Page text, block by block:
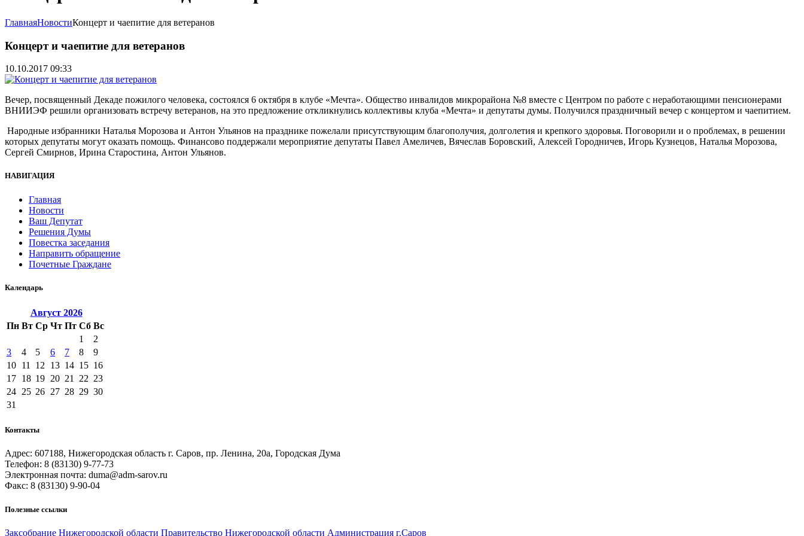
ГлавнаяНовостиКонцерт и чаепитие для ветеранов
Концерт и чаепитие для ветеранов
10.10.2017 09:33
Вечер, посвященный Декаде пожилого человека, состоялся 6 октября в клубе «Мечта». Общество инвалидов микрорайона №8 вместе с Центром по работе с неработающими пенсионерами
ВНИИЭФ решили организовать встречу ветеранов, на это предложение откликнулись коллективы клуба «Мечта» и депутаты думы. Получился праздничный вечер с концертом и чаепитием.
Народные избранники Наталья Морозова и Антон Ульянов на празднике пожелали присутствующим благополучия, долголетия и крепкого здоровья. Поговорили и о проблемах, в решении
которых депутаты могут оказать помощь. Финансово поддержали мероприятие депутаты Павел Амеличев, Вячеслав Боровский, Алексей Городничев, Игорь Кузнецов, Наталья Морозова,
Сергей Смирнов, Ирина Старостина, Антон Ульянов.
НАВИГАЦИЯ
Главная
Новости
Ваш Депутат
Решения Думы
Повестка заседания
Направить обращение
Почетные Граждане
Календарь
Август 2026
Пн Вт Ср Чт Пт Сб Вс
1
2
3
4 5 6 7 8
9
10 11 12 13 14 15 16
17 18 19 20 21 22 23
24 25 26 27 28 29 30
31
Контакты
Адрес: 607188, Нижегородская область г. Саров, пр. Ленина, 20а, Городская Дума
Телефон: 8 (83130) 9-77-73
Электронная почта: duma@adm-sarov.ru
Факс: 8 (83130) 9-90-04
Полезные ссылки
Закcобрание Нижегородской области Правительство Нижегородской области Администрация г.Саров